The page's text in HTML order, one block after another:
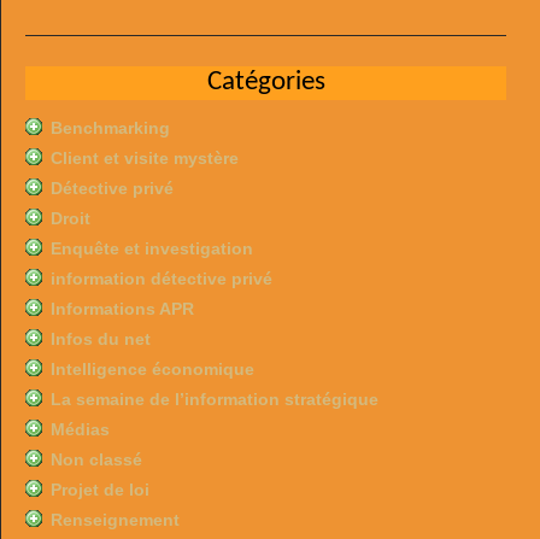
Catégories
Benchmarking
Client et visite mystère
Détective privé
Droit
Enquête et investigation
information détective privé
Informations APR
Infos du net
Intelligence économique
La semaine de l’information stratégique
Médias
Non classé
Projet de loi
Renseignement